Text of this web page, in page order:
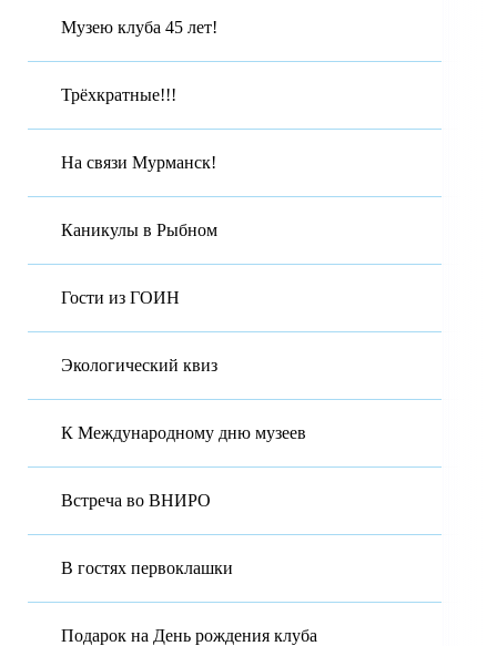
Музею клуба 45 лет!
Трёхкратные!!!
На связи Мурманск!
Каникулы в Рыбном
Гости из ГОИН
Экологический квиз
К Международному дню музеев
Встреча во ВНИРО
В гостях первоклашки
Подарок на День рождения клуба